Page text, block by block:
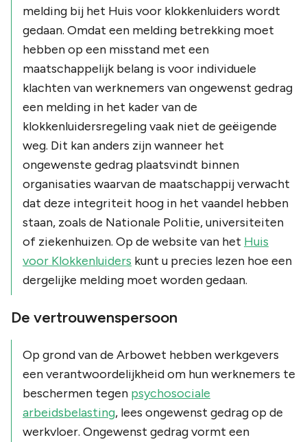
melding bij het Huis voor klokkenluiders wordt
gedaan. Omdat een melding betrekking moet
hebben op een misstand met een
maatschappelijk belang is voor individuele
klachten van werknemers van ongewenst gedrag
een melding in het kader van de
klokkenluidersregeling vaak niet de geëigende
weg. Dit kan anders zijn wanneer het
ongewenste gedrag plaatsvindt binnen
organisaties waarvan de maatschappij verwacht
dat deze integriteit hoog in het vaandel hebben
staan, zoals de Nationale Politie, universiteiten
of ziekenhuizen. Op de website van het Huis
voor Klokkenluiders kunt u precies lezen hoe een
dergelijke melding moet worden gedaan.
De vertrouwenspersoon
Op grond van de Arbowet hebben werkgevers
een verantwoordelijkheid om hun werknemers te
beschermen tegen psychosociale
arbeidsbelasting, lees ongewenst gedrag op de
werkvloer. Ongewenst gedrag vormt een